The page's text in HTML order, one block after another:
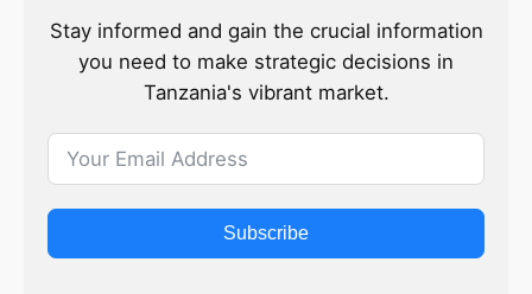
Stay informed and gain the crucial information
you need to make strategic decisions in
Tanzania's vibrant market.
Subscribe